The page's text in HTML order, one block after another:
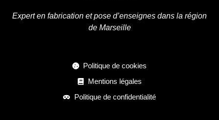
Expert en fabrication et pose d’enseignes dans la région
de Marseille
Politique de cookies
Mentions légales
Politique de confidentialité